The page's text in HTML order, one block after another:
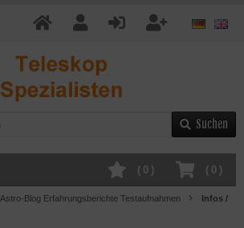
Suchen
( 0 )
( 0 )
Astro-Blog Erfahrungsberichte Testaufnahmen
Infos /